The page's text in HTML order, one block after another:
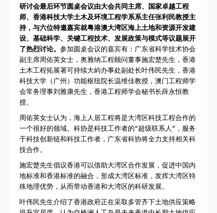
研讨会最后环节圆桌会议由大会共同主席、国家卓越工程
师、香港科技大学土木及环境工程学系系主任张利民教授主
持，与六位特邀嘉宾就粤港澳大湾区海上土地和资源开发建
设、基础科学、关键工程技术、发展政策与模式等议题展开
了热烈讨论。 参加圆桌会议的嘉宾有：广东省科学技术协会
副主席周佑英女士，奥雅纳工程顾问董事施宏楚先生，香港
土木工程拓展署可持续大屿办事处副处长叶伟民先生，香港
科技大学（广州）功能枢纽院长温维佳教授，澳门工程师学
会常务理事刘雅康先生，香港工程师学会秘书长薛永恒教
授。
周佑英女士认为，海上人居工程将是大湾区科技工程合作的
一个很好的领域。科协是科技工作者的“超级联系人”，服务
于科技创新链和科技工作者，广东省科协将全力支持相关科
技合作。
施宏楚先生倡议香港可以借助大湾区合作发展，促进中国内
地标准和香港标准的融合，形成大湾区标准，发挥大湾区特
殊地理优势，从而带动香港和大湾区的科研发展。
叶伟民先生介绍了香港政府正在采取多管齐下土地供应策略